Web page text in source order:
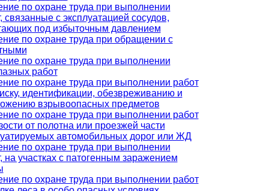
по охране труда при выполнении
связанные с эксплуатацией сосудов,
под избыточным давлением
по охране труда при обращении с
по охране труда при выполнении
работ
по охране труда при выполнении работ
идентификации, обезвреживанию и
взрывоопасных предметов
по охране труда при выполнении работ
от полотна или проезжей части
автомобильных дорог или ЖД
по охране труда при выполнении
на участках с патогенным заражением
по охране труда при выполнении работ